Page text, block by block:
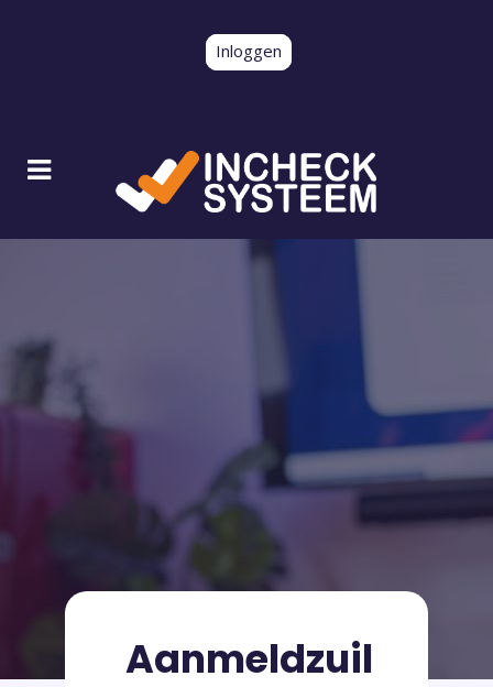
Inloggen
Aanmeldzuil